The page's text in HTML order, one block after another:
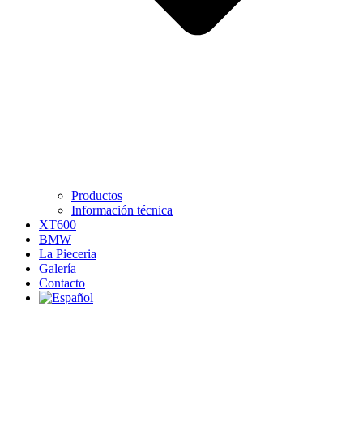
Productos
Información técnica
XT600
BMW
La Pieceria
Galería
Contacto